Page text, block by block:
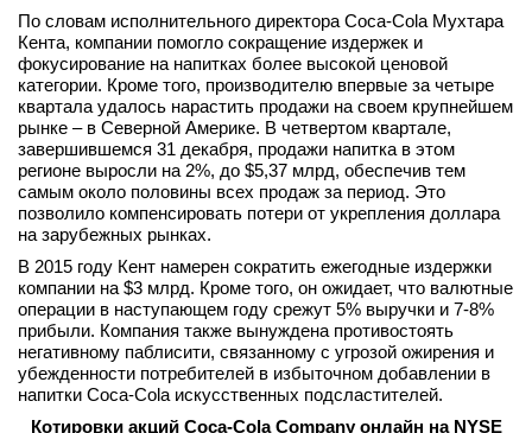
Вход
По словам исполнительного директора Coca-Cola Мухтара
Кента, компании помогло сокращение издержек и
фокусирование на напитках более высокой ценовой
категории. Кроме того, производителю впервые за четыре
квартала удалось нарастить продажи на своем крупнейшем
рынке – в Северной Америке. В четвертом квартале,
завершившемся 31 декабря, продажи напитка в этом
регионе выросли на 2%, до $5,37 млрд, обеспечив тем
самым около половины всех продаж за период. Это
позволило компенсировать потери от укрепления доллара
на зарубежных рынках.
В 2015 году Кент намерен сократить ежегодные издержки
компании на $3 млрд. Кроме того, он ожидает, что валютные
операции в наступающем году срежут 5% выручки и 7-8%
прибыли. Компания также вынуждена противостоять
негативному паблисити, связанному с угрозой ожирения и
убежденности потребителей в избыточном добавлении в
напитки Coca-Cola искусственных подсластителей.
Котировки акций Coca-Cola Company онлайн на NYSE